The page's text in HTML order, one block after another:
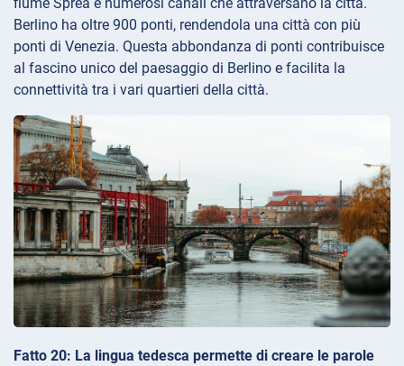
Berlino ha oltre 900 ponti, rendendola una città con più
ponti di Venezia. Questa abbondanza di ponti contribuisce
al fascino unico del paesaggio di Berlino e facilita la
connettività tra i vari quartieri della città.
Fatto 20: La lingua tedesca permette di creare le parole